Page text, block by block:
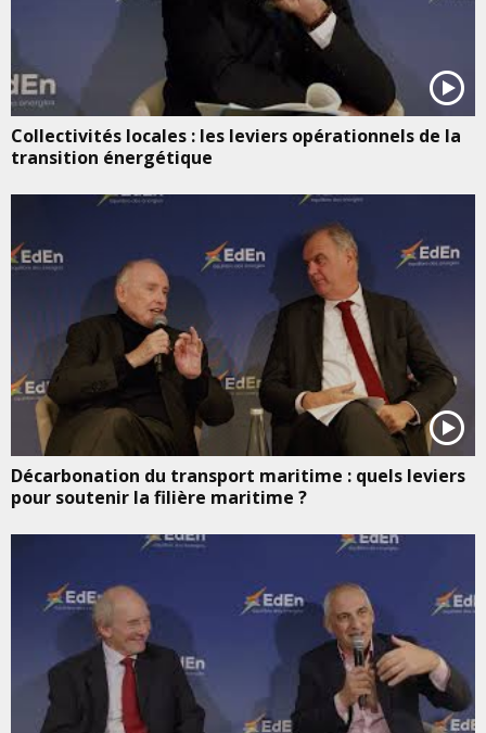
Collectivités locales : les leviers opérationnels de la
transition énergétique
Décarbonation du transport maritime : quels leviers
pour soutenir la filière maritime ?